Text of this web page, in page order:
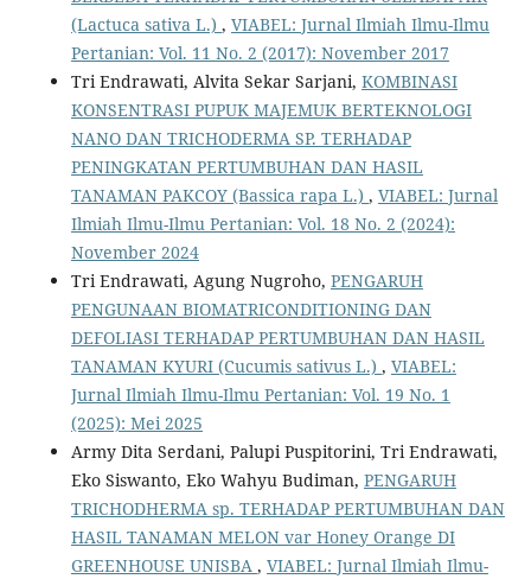
(Lactuca sativa L.) , VIABEL: Jurnal Ilmiah Ilmu-Ilmu
Pertanian: Vol. 11 No. 2 (2017): November 2017
Tri Endrawati, Alvita Sekar Sarjani, KOMBINASI
KONSENTRASI PUPUK MAJEMUK BERTEKNOLOGI
NANO DAN TRICHODERMA SP. TERHADAP
PENINGKATAN PERTUMBUHAN DAN HASIL
TANAMAN PAKCOY (Bassica rapa L.) , VIABEL: Jurnal
Ilmiah Ilmu-Ilmu Pertanian: Vol. 18 No. 2 (2024):
November 2024
Tri Endrawati, Agung Nugroho, PENGARUH
PENGUNAAN BIOMATRICONDITIONING DAN
DEFOLIASI TERHADAP PERTUMBUHAN DAN HASIL
TANAMAN KYURI (Cucumis sativus L.) , VIABEL:
Jurnal Ilmiah Ilmu-Ilmu Pertanian: Vol. 19 No. 1
(2025): Mei 2025
Army Dita Serdani, Palupi Puspitorini, Tri Endrawati,
Eko Siswanto, Eko Wahyu Budiman, PENGARUH
TRICHODHERMA sp. TERHADAP PERTUMBUHAN DAN
HASIL TANAMAN MELON var Honey Orange DI
GREENHOUSE UNISBA , VIABEL: Jurnal Ilmiah Ilmu-